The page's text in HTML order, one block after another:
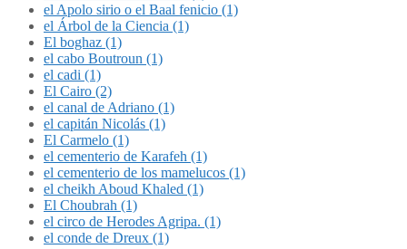
el Apolo sirio o el Baal fenicio (1)
el Árbol de la Ciencia (1)
El boghaz (1)
el cabo Boutroun (1)
el cadi (1)
El Cairo (2)
el canal de Adriano (1)
el capitán Nicolás (1)
El Carmelo (1)
el cementerio de Karafeh (1)
el cementerio de los mamelucos (1)
el cheikh Aboud Khaled (1)
El Choubrah (1)
el circo de Herodes Agripa. (1)
el conde de Dreux (1)